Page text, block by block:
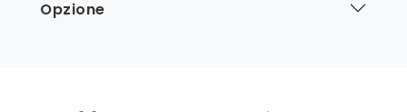
Opzione